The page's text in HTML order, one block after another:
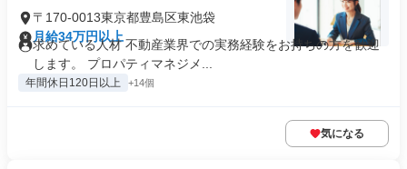
〒170-0013東京都豊島区東池袋
月給34万円以上
求めている人材 不動産業界での実務経験をお持ちの方を歓迎
します。 プロパティマネジメ...
年間休日120日以上 +14個
気になる